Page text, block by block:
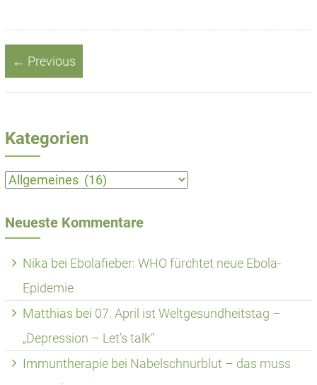
← Previous
Kategorien
Kategorien
Neueste Kommentare
Nika bei Ebolafieber: WHO fürchtet neue Ebola-
Epidemie
Matthias bei 07. April ist Weltgesundheitstag –
„Depression – Let’s talk“
Immuntherapiebei Nabelschnurblut – das muss